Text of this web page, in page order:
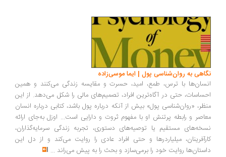
به روان‌شناسی پول | ایما موسی‌زاده
با ترس، طمع، امید، حسرت و مقایسه زندگی می‌کنند و همین
حتی در آگاه‌ترین افراد، تصمیم‌های مالی را شکل می‌دهد. از این
«روان‌شناسی پول» بیش از آنکه درباره پول باشد، کتابی درباره انسان
و رابطه پرتنش او با مفهوم ثروت و دارایی است... اوزل به‌جای ارائه
مستقیم یا توصیه‌های دستوری، تجربه زندگی سرمایه‌گذاران،
میلیاردرها و حتی افراد عادی را روایت می‌کند و از دل این
روایت خود را برمی‌سازد و بحث را به پیش می‌راند ...